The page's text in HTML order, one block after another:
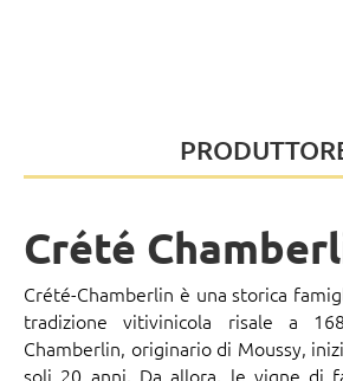
Crété
Crété-Chamberlin è una storica
tradizione vitivinicola risale a
Chamberlin, originario di Moussy,
soli 20 anni. Da allora, le vigne di